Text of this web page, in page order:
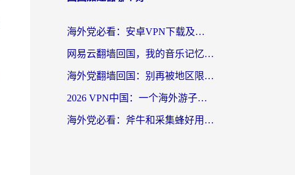
海外党必看：安卓VPN下载及回国加速器选择指南——告别地区限制，无缝刷国内资源
网易云翻墙回国，我的音乐记忆终于能续上了
海外党翻墙回国：别再被地区限制卡脖子，选对加速器的正确姿势
2026 VPN中国：一个海外游子的数字归乡指南
海外党必看：斧牛和采集蜂好用吗？3步选对回国加速器，无缝刷国内资源